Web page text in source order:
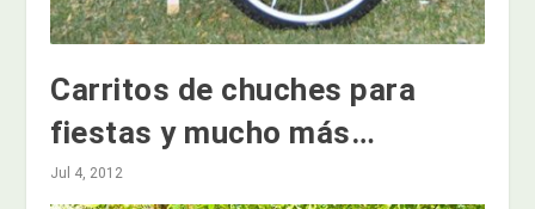
Carritos de chuches para
fiestas y mucho más…
Jul 4, 2012